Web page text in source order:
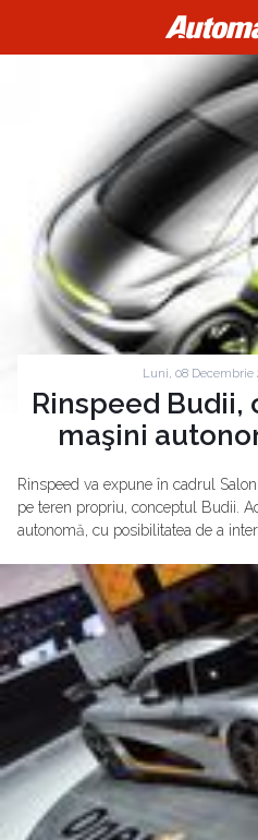
Luni, 08 Decembrie
Rinspeed
maşini
Rinspeed va expune în cadrul
pe teren propriu, conceptul Budii.
autonomă, cu posibilitatea de a